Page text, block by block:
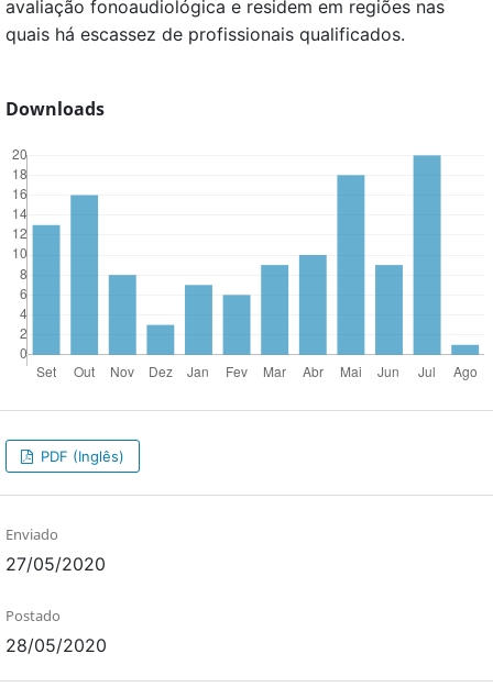
avaliação fonoaudiológica e residem em regiões nas
quais há escassez de profissionais qualificados.
Downloads
PDF (Inglês)
Enviado
27/05/2020
Postado
28/05/2020